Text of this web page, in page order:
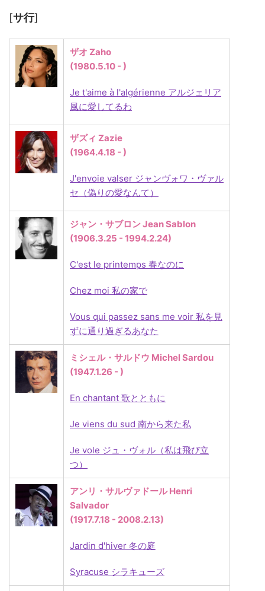
[サ行]
ザオ Zaho
(1980.5.10 - )
Je t'aime à l'algérienne アルジェリア
風に愛してるわ
ザズィ Zazie
(1964.4.18 - )
J'envoie valser ジャンヴォワ・ヴァル
セ（偽りの愛なんて）
ジャン・サブロン Jean Sablon
(1906.3.25 - 1994.2.24)
C'est le printemps 春なのに
Chez moi 私の家で
Vous qui passez sans me voir 私を見
ずに通り過ぎるあなた
ミシェル・サルドウ Michel Sardou
(1947.1.26 - )
En chantant 歌とともに
Je viens du sud 南から来た私
Je vole ジュ・ヴォル（私は飛び立
つ）
アンリ・サルヴァドール Henri
Salvador
(1917.7.18 - 2008.2.13)
Jardin d'hiver 冬の庭
Syracuse シラキューズ